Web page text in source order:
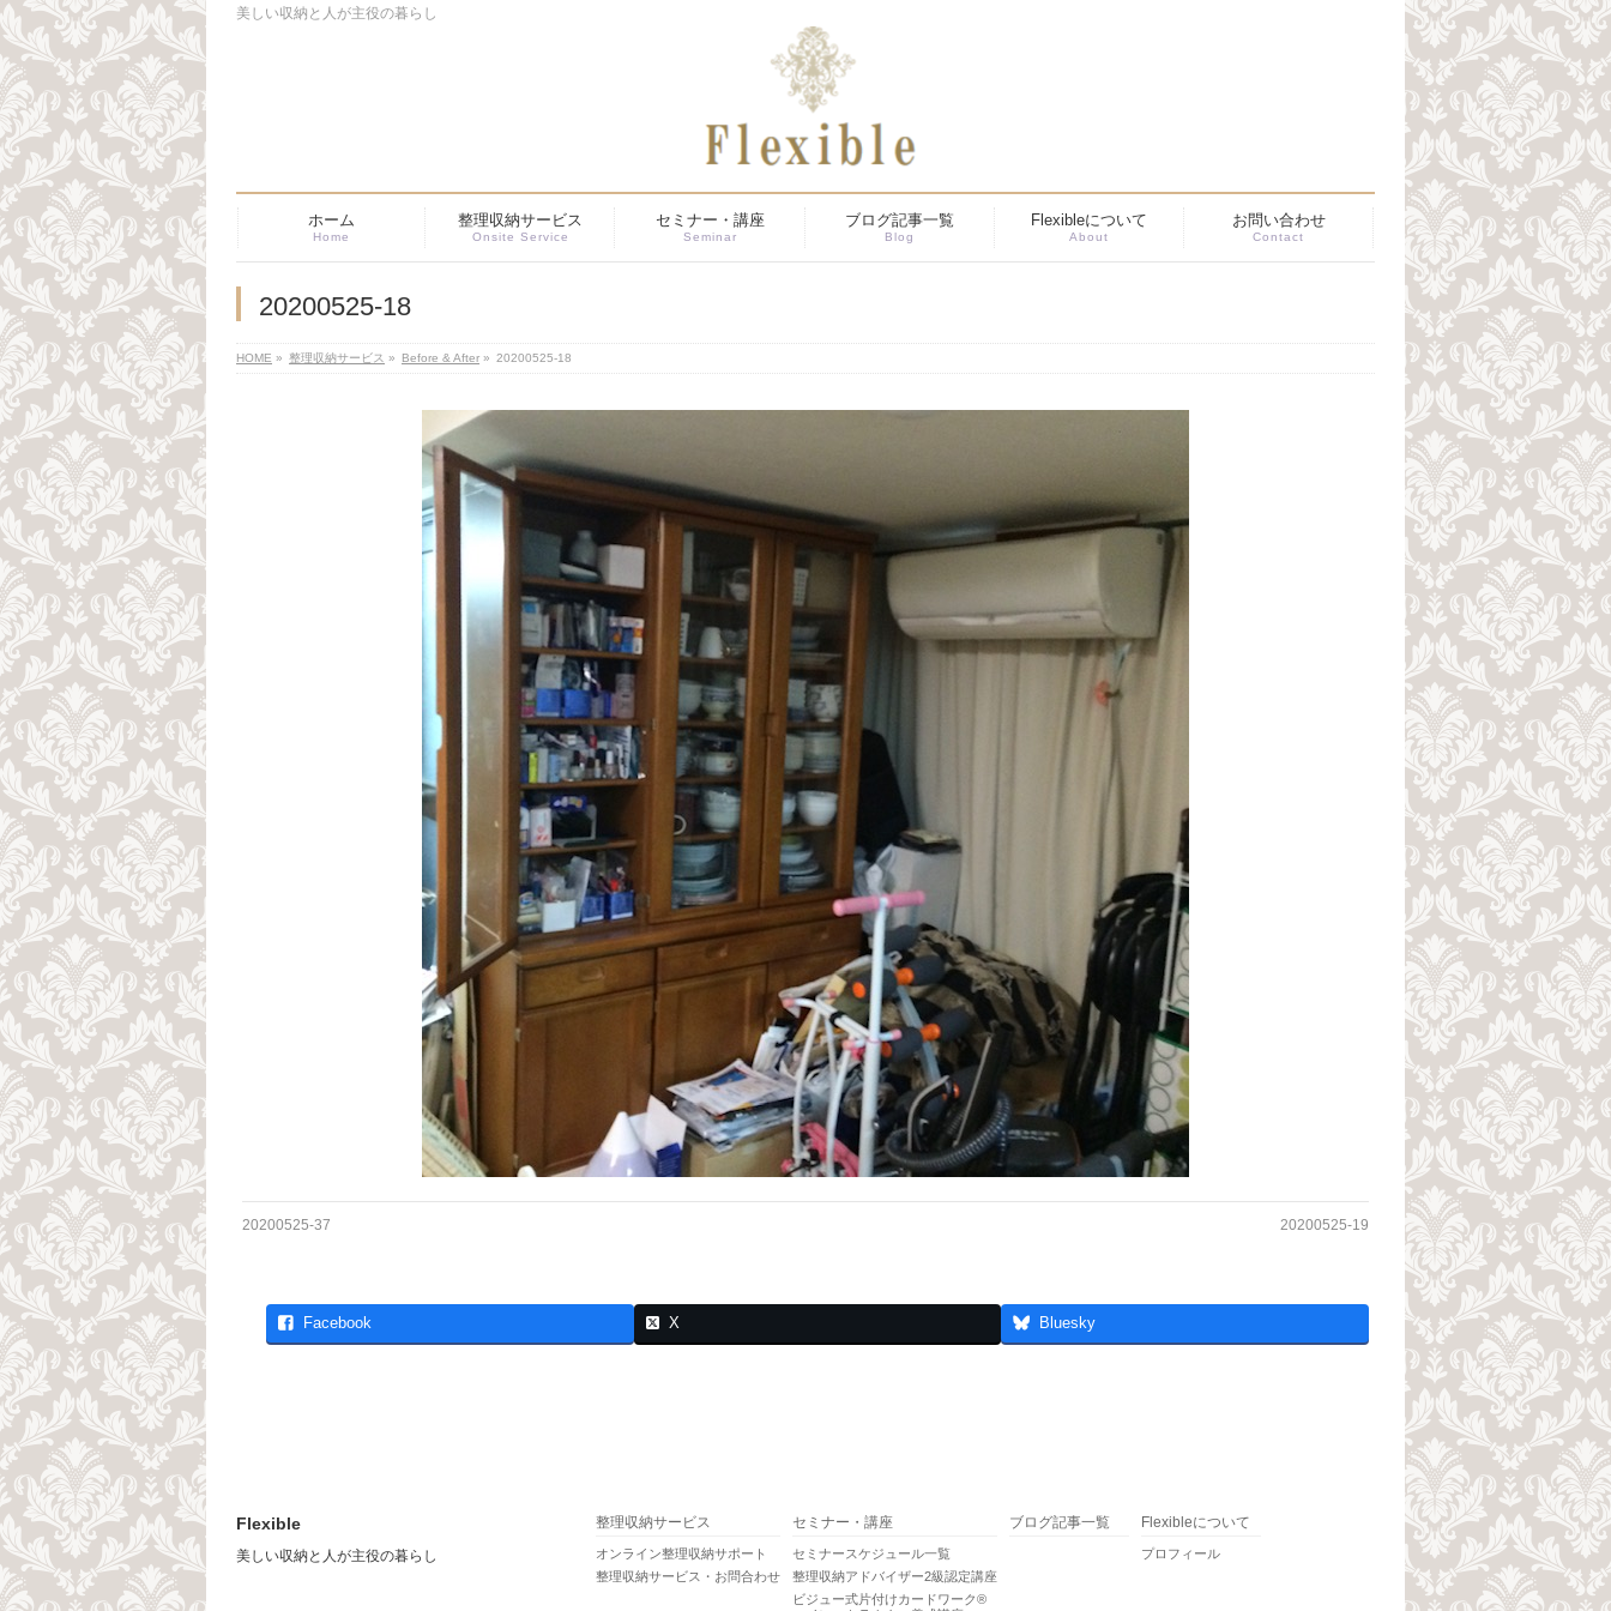
美しい収納と人が主役の暮らし
ホーム
Home
整理収納サービス
Onsite Service
セミナー・講座
Seminar
ブログ記事一覧
Blog
Flexibleについて
About
お問い合わせ
Contact
20200525-18
HOME » 整理収納サービス » Before & After » 20200525-18
20200525-37 20200525-19
Facebook X Bluesky
Flexible
美しい収納と人が主役の暮らし
整理収納サービス
オンライン整理収納サポート
整理収納サービス・お問合わせ
セミナー・講座
セミナースケジュール一覧
整理収納アドバイザー2級認定講座
ビジュー式片付けカードワーク®
ブログ記事一覧 Flexibleについて
プロフィール